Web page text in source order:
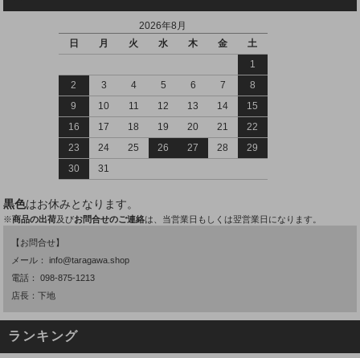
2026年8月
日
月 火 水 木 金
土
1
2
3 4 5 6 7
8
9
10 11 12 13 14
15
16
17 18 19 20 21
22
23
24 25 26 27 28
29
30
31
黒色はお休みとなります。
※商品の出荷及びお問合せのご連絡は、当営業日もしくは翌営業日になります。
【お問合せ】
メール：info@taragawa.shop
電話：098-875-1213
店長：下地
ランキング